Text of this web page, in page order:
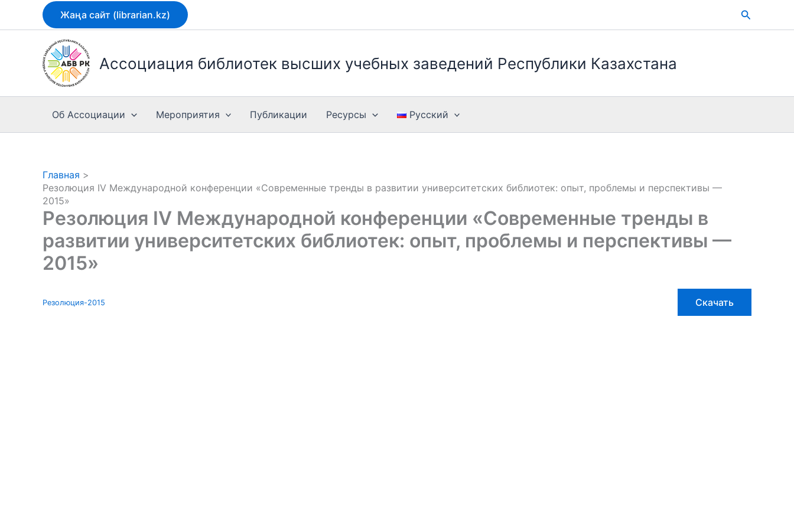
содержимому
Жаңа сайт (librarian.kz) Поиск
Ассоциация библиотек высших учебных заведений Республики Казахстана
Об Ассоциации Мероприятия Публикации Ресурсы Русский
Главная
Резолюция IV Международной конференции «Современные тренды в развитии университетских библиотек: опыт, проблемы и перспективы —
2015»
Резолюция IV Международной конференции «Современные тренды в
развитии университетских библиотек: опыт, проблемы и перспективы —
2015»
Резолюция-2015 Скачать